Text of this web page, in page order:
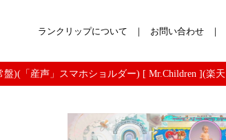
ランクリップについて お問い合わせ
盤)(「産声」スマホショルダー) [ Mr.Children ](楽